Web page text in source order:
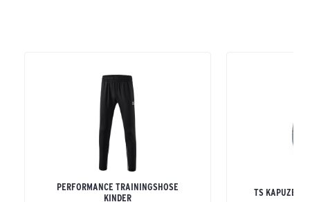
PERFORMANCE TRAININGSHOSE
KINDER
TS